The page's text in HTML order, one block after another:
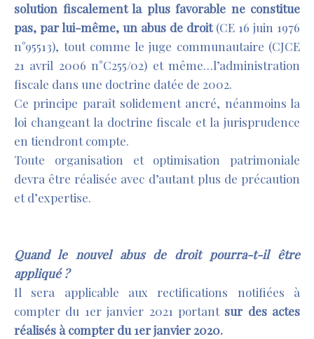
solution fiscalement la plus favorable ne constitue
pas, par lui-même, un abus de droit(CE 16 juin 1976
n°95513), tout comme le juge communautaire (CJCE
21 avril 2006 n°C255/02) et même…l’administration
fiscale dans une doctrine datée de 2002.
Ce principe paraît solidement ancré, néanmoins la
loi changeant la doctrine fiscale et la jurisprudence
en tiendront compte.
Toute organisation et optimisation patrimoniale
devra être réalisée avec d’autant plus de précaution
et d’expertise.
Quand le nouvel abus de droit pourra-t-il être
appliqué ?
Il sera applicable aux rectifications notifiées à
compter du 1er janvier 2021 portant sur des actes
réalisés à compter du 1erjanvier 2020.